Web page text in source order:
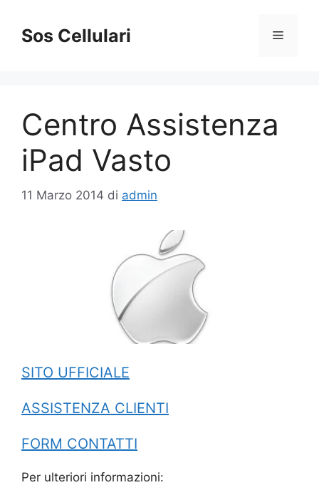
contenuto
Sos Cellulari Menu
Centro Assistenza
iPad Vasto
11 Marzo 2014 di admin
SITO UFFICIALE
ASSISTENZA CLIENTI
FORM CONTATTI
Per ulteriori informazioni: